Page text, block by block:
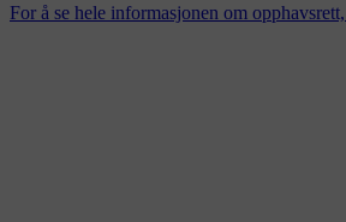
For å se hele informasjonen om